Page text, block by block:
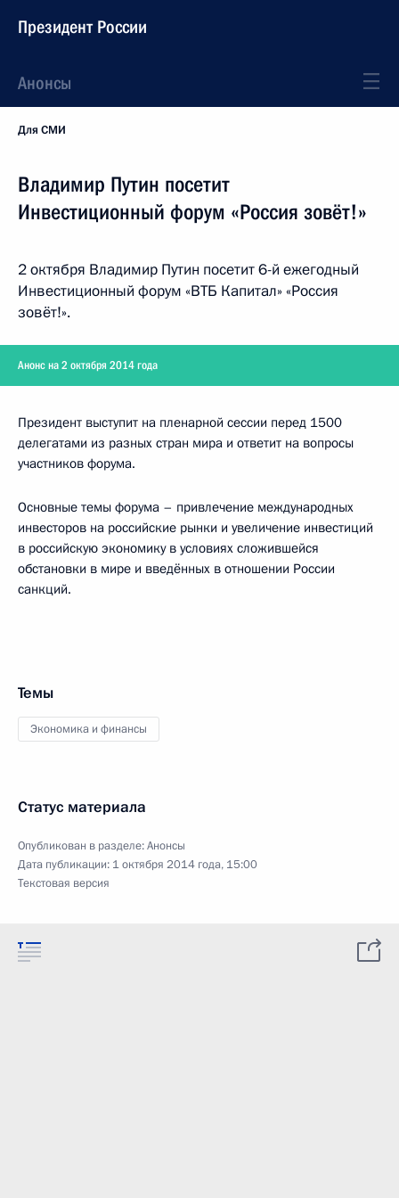
Президент России
Анонсы
Для СМИ
Владимир Путин посетит
Инвестиционный форум «Россия зовёт!»
2 октября Владимир Путин посетит 6-й ежегодный
Инвестиционный форум «ВТБ Капитал» «Россия
зовёт!».
Анонс на 2 октября 2014 года
Президент выступит на пленарной сессии перед 1500
делегатами из разных стран мира и ответит на вопросы
участников форума.
Основные темы форума – привлечение международных
инвесторов на российские рынки и увеличение инвестиций
в российскую экономику в условиях сложившейся
обстановки в мире и введённых в отношении России
санкций.
Темы
Экономика и финансы
Статус материала
Опубликован в разделе:Анонсы
Дата публикации: 1 октября 2014 года, 15:00
Текстовая версия